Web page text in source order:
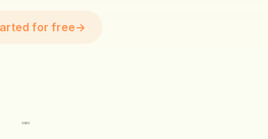
for free→